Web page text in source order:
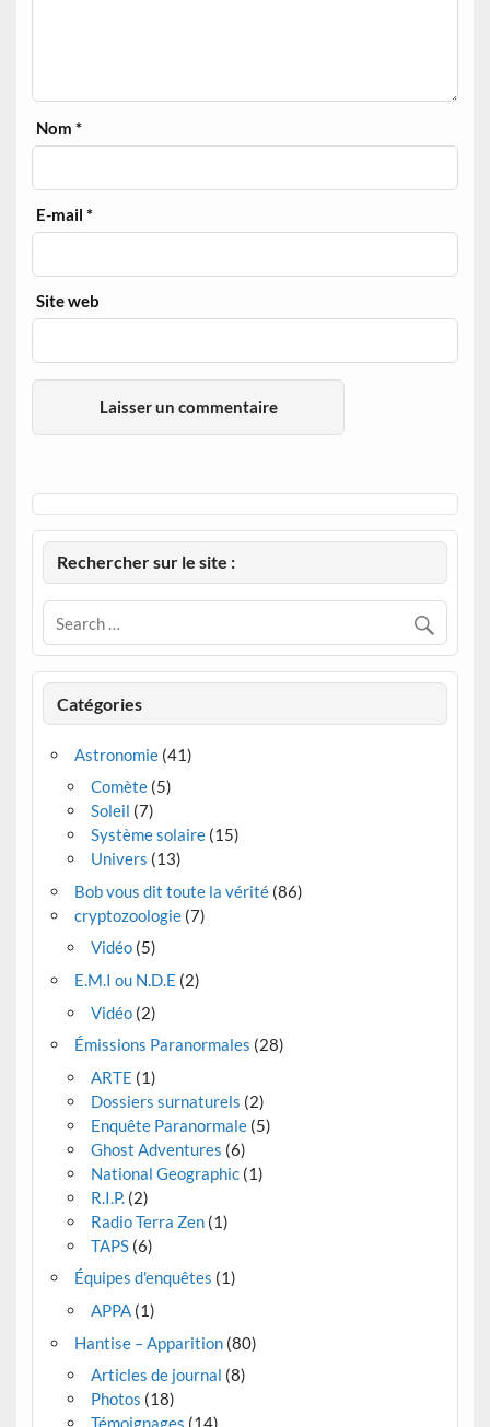
Nom*
E-mail*
Site web
Rechercher sur le site :
Catégories
Astronomie(41)
Comète(5)
Soleil (7)
Système solaire(15)
Univers (13)
Bob vous dit toute la vérité(86)
cryptozoologie(7)
Vidéo(5)
E.M.I ou N.D.E (2)
Vidéo(2)
Émissions Paranormales (28)
ARTE (1)
Dossiers surnaturels (2)
Enquête Paranormale(5)
Ghost Adventures (6)
National Geographic(1)
R.I.P.(2)
Radio Terra Zen(1)
TAPS(6)
Équipes d'enquêtes (1)
APPA(1)
Hantise – Apparition(80)
Articles de journal (8)
Photos (18)
Témoignages (14)